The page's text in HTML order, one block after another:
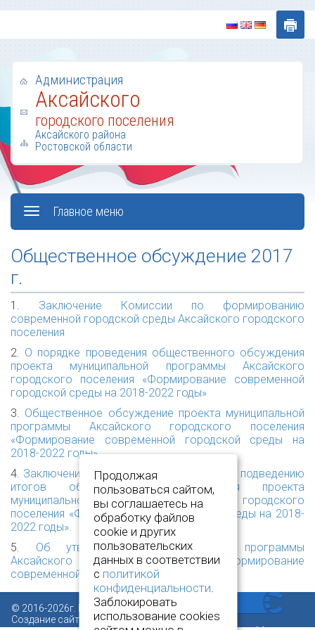
Администрация
Аксайского
городского поселения
Аксайского района
Ростовской области
Главное меню
Общественное обсуждение 2017
г.
1. Заключение Комиссии по формированию
современной городской среды Аксайского городского
поселения
2. О порядке проведения общественного обсуждения
проекта муниципальной программы Аксайского
городского поселения «Формирование современной
городской среды на 2018-2022 годы»
3. Общественное обсуждение проекта муниципальной
программы Аксайского городского поселения
«Формирование современной городской среды на
2018-2022 годы»
4. Заключение общественной комиссии по подведению
итогов общественного обсуждения проекта
муниципальной программы Аксайского городского
поселения «Формирование городского среды на 2018-
2022 годы».
5. Об утверждении муниципальной программы
Аксайского городского поселения «Формирование
современной городской среды»
© 2016-2026г. Все права защищены.
Создание сайта:
www.novcit.ru
Продолжая
пользоваться сайтом,
вы соглашаетесь на
обработку файлов
cookie и других
пользовательских
данных в соответствии
с политикой
конфиденциальности.
Заблокировать
использование cookies